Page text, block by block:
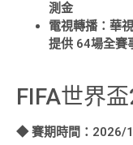
測金
電視轉播：華
提供 64場全賽
FIFA世界
◆ 賽期時間：2026/